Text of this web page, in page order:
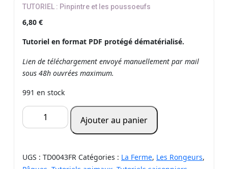
TUTORIEL : Pinpintre et les poussoeufs
6,80 €
Tutoriel en format PDF protégé dématérialisé.
Lien de téléchargement envoyé manuellement par mail
sous 48h ouvrées maximum.
991 en stock
quantité
de
Pinpintre
Ajouter au panier
UGS : TD0043FR Catégories : La Ferme, Les Rongeurs,